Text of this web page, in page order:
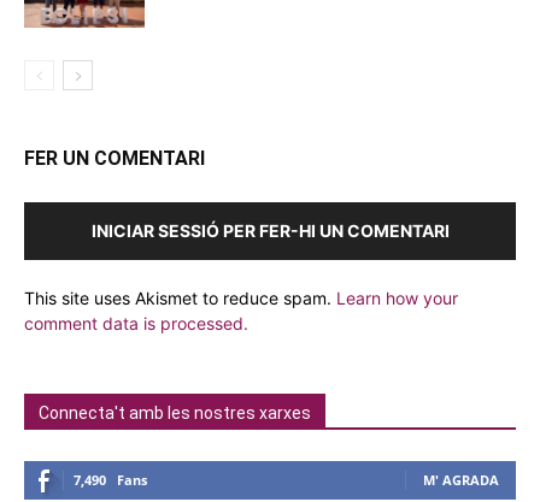
FER UN COMENTARI
INICIAR SESSIÓ PER FER-HI UN COMENTARI
This site uses Akismet to reduce spam. Learn how your
comment data is processed.
Connecta't amb les nostres xarxes
7,490 Fans M' AGRADA